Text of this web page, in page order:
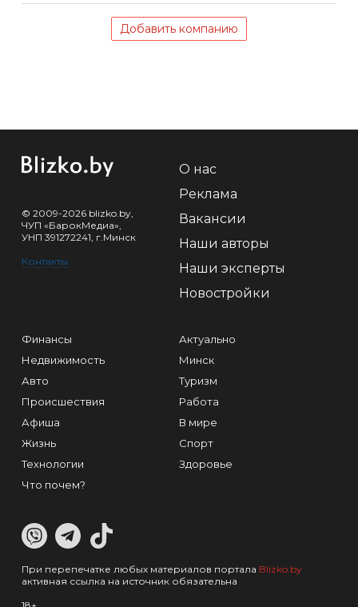
Добавить компанию
© 2009-2026 blizko.by,
ЧУП «БарокМедиа»,
УНП 391272241, г.Минск
Контакты
О нас
Реклама
Вакансии
Наши авторы
Наши эксперты
Новостройки
Финансы
Недвижимость
Авто
Происшествия
Афиша
Жизнь
Технологии
Что почем?
Актуально
Минск
Туризм
Работа
В мире
Спорт
Здоровье
При перепечатке любых материалов портала Blizko.by
активная ссылка на источник обязательна